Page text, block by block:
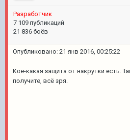
Разработчик
7 109 публикаций
21 836 боёв
Опубликовано: 21 янв 2016, 00:25:22
Кое-какая защита от накрутки есть.
получите, всё зря.